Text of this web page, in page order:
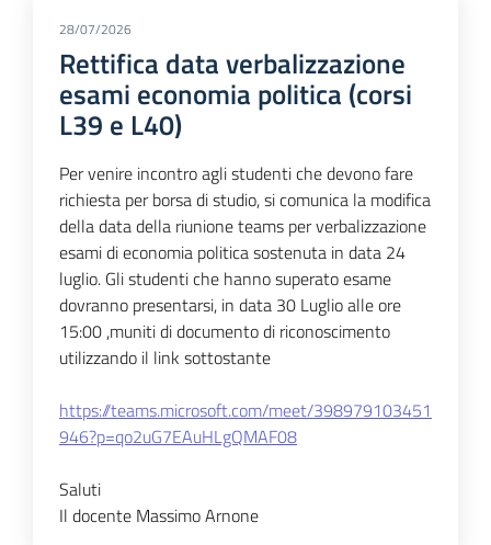
28/07/2026
Rettifica data verbalizzazione
esami economia politica (corsi
L39 e L40)
Per venire incontro agli studenti che devono fare
richiesta per borsa di studio, si comunica la modifica
della data della riunione teams per verbalizzazione
esami di economia politica sostenuta in data 24
luglio. Gli studenti che hanno superato esame
dovranno presentarsi, in data 30 Luglio alle ore
15:00 ,muniti di documento di riconoscimento
utilizzando il link sottostante
https://teams.microsoft.com/meet/398979103451
946?p=qo2uG7EAuHLgQMAF08
Saluti
Il docente Massimo Arnone